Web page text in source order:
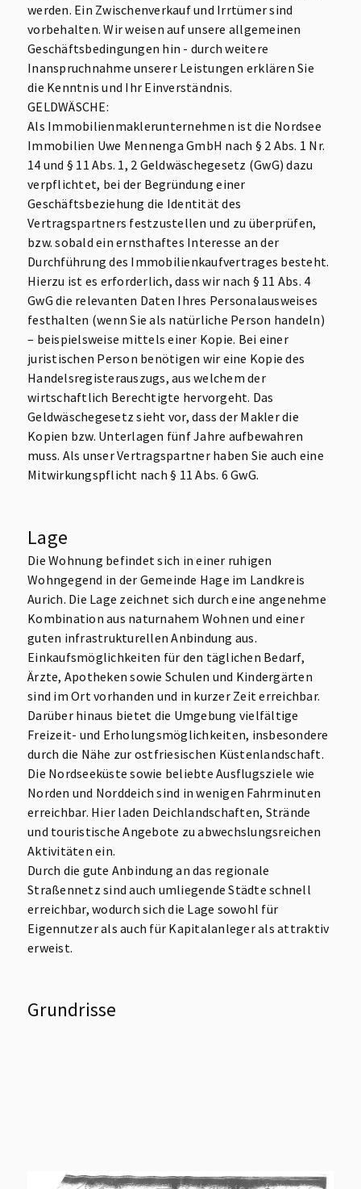
werden. Ein Zwischenverkauf und Irrtümer sind
vorbehalten. Wir weisen auf unsere allgemeinen
Geschäftsbedingungen hin - durch weitere
Inanspruchnahme unserer Leistungen erklären Sie
die Kenntnis und Ihr Einverständnis.
GELDWÄSCHE:
Als Immobilienmaklerunternehmen ist die Nordsee
Immobilien Uwe Mennenga GmbH nach § 2 Abs. 1 Nr.
14 und § 11 Abs. 1, 2 Geldwäschegesetz (GwG) dazu
verpflichtet, bei der Begründung einer
Geschäftsbeziehung die Identität des
Vertragspartners festzustellen und zu überprüfen,
bzw. sobald ein ernsthaftes Interesse an der
Durchführung des Immobilienkaufvertrages besteht.
Hierzu ist es erforderlich, dass wir nach § 11 Abs. 4
GwG die relevanten Daten Ihres Personalausweises
festhalten (wenn Sie als natürliche Person handeln)
– beispielsweise mittels einer Kopie. Bei einer
juristischen Person benötigen wir eine Kopie des
Handelsregisterauszugs, aus welchem der
wirtschaftlich Berechtigte hervorgeht. Das
Geldwäschegesetz sieht vor, dass der Makler die
Kopien bzw. Unterlagen fünf Jahre aufbewahren
muss. Als unser Vertragspartner haben Sie auch eine
Mitwirkungspflicht nach § 11 Abs. 6 GwG.
Lage
Die Wohnung befindet sich in einer ruhigen
Wohngegend in der Gemeinde Hage im Landkreis
Aurich. Die Lage zeichnet sich durch eine angenehme
Kombination aus naturnahem Wohnen und einer
guten infrastrukturellen Anbindung aus.
Einkaufsmöglichkeiten für den täglichen Bedarf,
Ärzte, Apotheken sowie Schulen und Kindergärten
sind im Ort vorhanden und in kurzer Zeit erreichbar.
Darüber hinaus bietet die Umgebung vielfältige
Freizeit- und Erholungsmöglichkeiten, insbesondere
durch die Nähe zur ostfriesischen Küstenlandschaft.
Die Nordseeküste sowie beliebte Ausflugsziele wie
Norden und Norddeich sind in wenigen Fahrminuten
erreichbar. Hier laden Deichlandschaften, Strände
und touristische Angebote zu abwechslungsreichen
Aktivitäten ein.
Durch die gute Anbindung an das regionale
Straßennetz sind auch umliegende Städte schnell
erreichbar, wodurch sich die Lage sowohl für
Eigennutzer als auch für Kapitalanleger als attraktiv
erweist.
Grundrisse